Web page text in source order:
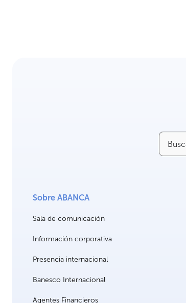
Buscar
Sobre ABANCA
Sala de comunicación
Información corporativa
Presencia internacional
Banesco Internacional
Agentes Financieros